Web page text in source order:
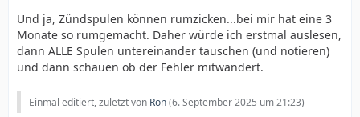
Und ja, Zündspulen können rumzicken...bei mir hat eine 3
Monate so rumgemacht. Daher würde ich erstmal auslesen,
dann ALLE Spulen untereinander tauschen (und notieren)
und dann schauen ob der Fehler mitwandert.
Einmal editiert, zuletzt von Ron(6. September 2025 um 21:23)